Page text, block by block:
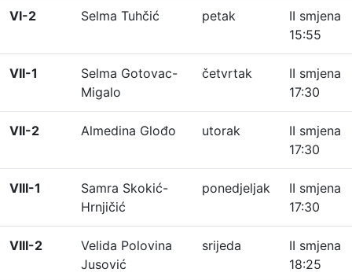
VI-2 Selma Tuhčić petak
II smjena
15:55
VII-1
Selma Gotovac-
Migalo
četvrtak
II smjena
17:30
VII-2 Almedina Glođo utorak
II smjena
17:30
VIII-1
Samra Skokić-
Hrnjičić
ponedjeljak
II smjena
17:30
VIII-2
Velida Polovina
Jusović
srijeda
II smjena
18:25